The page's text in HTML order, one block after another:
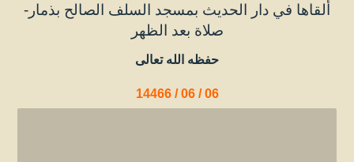
ألقاها في دار الحديث بمسجد السلف الصالح بذمار-
صلاة بعد الظهر
حفظه الله تعالى
06 / 06 / 14466